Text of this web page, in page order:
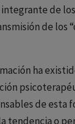
de
de los
ha
de esta
tendencia o